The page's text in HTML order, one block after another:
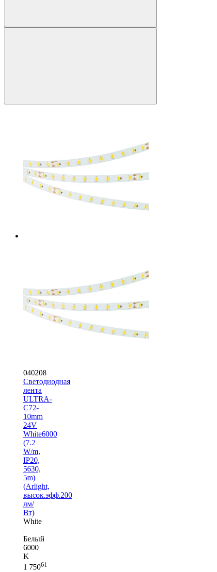
040208
Светодиодная
лента
ULTRA-
C72-
10mm
24V
White6000
(7.2
W/m,
IP20,
5630,
5m)
(Arlight,
высок.эфф.200
лм/
Вт)
White
|
Белый
6000
K
1 75061